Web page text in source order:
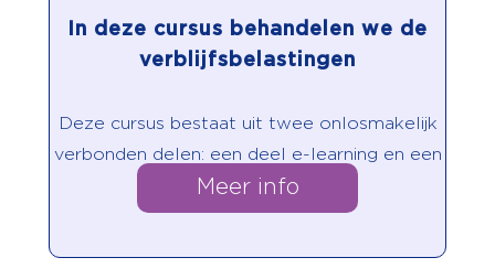
In deze cursus behandelen we de
verblijfsbelastingen
Deze cursus bestaat uit twee onlosmakelijk
verbonden delen: een deel e-learning en een
deel contactonderwijs.
Meer info